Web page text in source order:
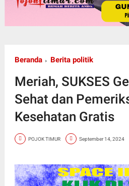
Beranda Berita politik
Meriah, SUKSES
Sehat dan
Kesehatan Gratis
POJOK TIMUR September 14, 2024